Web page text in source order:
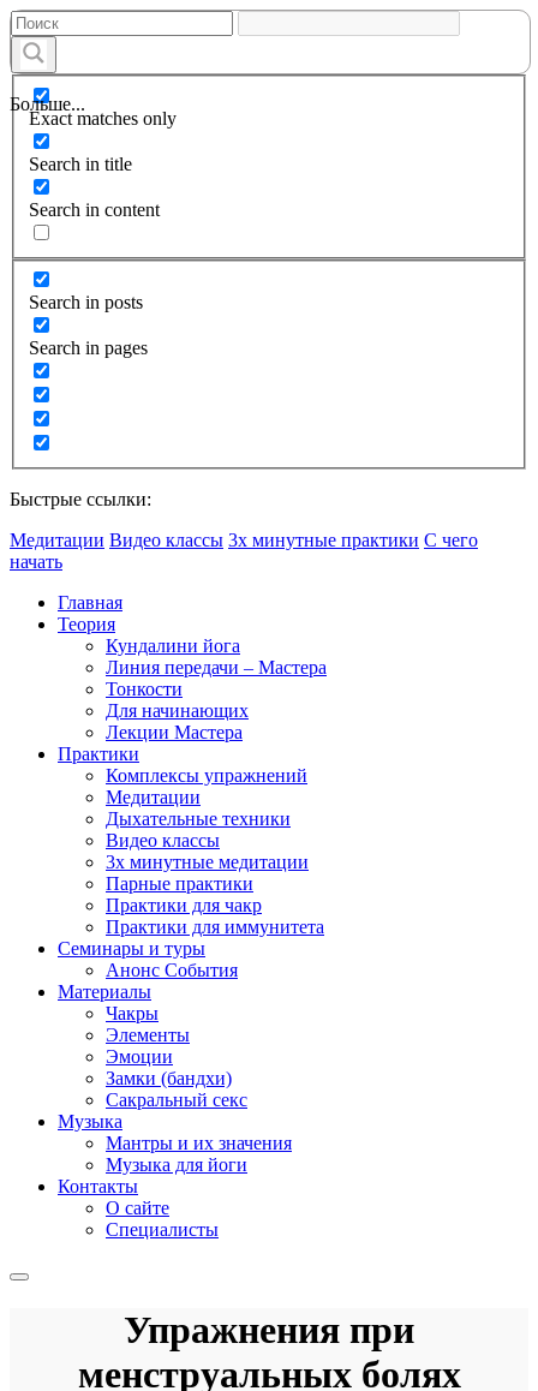
Больше...
Exact matches only
Search in title
Search in content
Search in posts
Search in pages
Быстрые ссылки:
Медитации Видео классы 3х минутные практики С чего
начать
Главная
Теория
Кундалини йога
Линия передачи – Мастера
Тонкости
Для начинающих
Лекции Мастера
Практики
Комплексы упражнений
Медитации
Дыхательные техники
Видео классы
3х минутные медитации
Парные практики
Практики для чакр
Практики для иммунитета
Семинары и туры
Анонс События
Материалы
Чакры
Элементы
Эмоции
Замки (бандхи)
Сакральный секс
Музыка
Мантры и их значения
Музыка для йоги
Контакты
О сайте
Специалисты
Упражнения при
менструальных болях